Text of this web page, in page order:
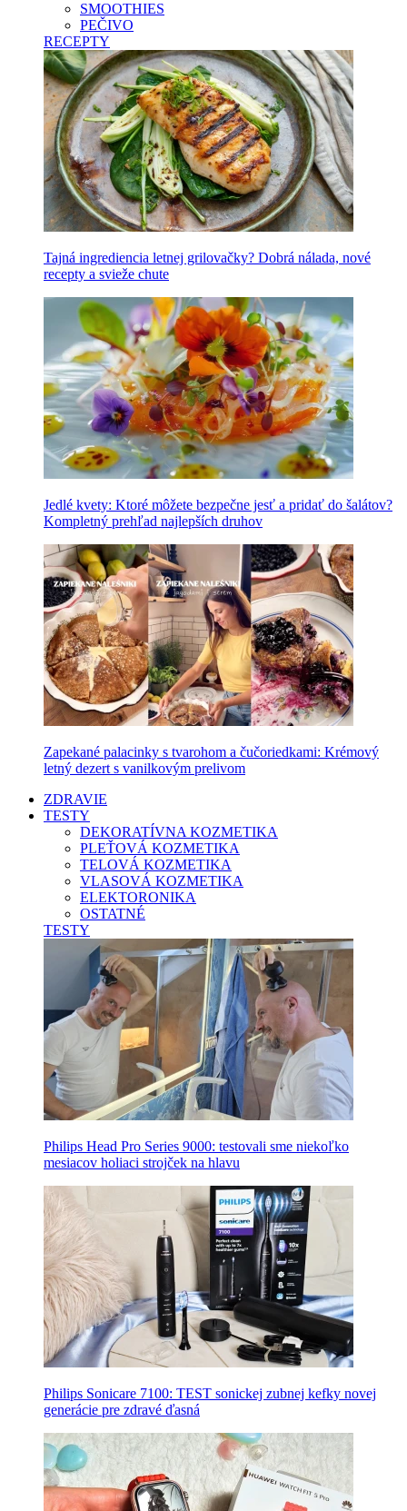
SMOOTHIES
PEČIVO
RECEPTY
Tajná ingrediencia letnej grilovačky? Dobrá nálada, nové
recepty a svieže chute
Jedlé kvety: Ktoré môžete bezpečne jesť a pridať do šalátov?
Kompletný prehľad najlepších druhov
Zapekané palacinky s tvarohom a čučoriedkami: Krémový
letný dezert s vanilkovým prelivom
ZDRAVIE
TESTY
DEKORATÍVNA KOZMETIKA
PLEŤOVÁ KOZMETIKA
TELOVÁ KOZMETIKA
VLASOVÁ KOZMETIKA
ELEKTORONIKA
OSTATNÉ
TESTY
Philips Head Pro Series 9000: testovali sme niekoľko
mesiacov holiaci strojček na hlavu
Philips Sonicare 7100: TEST sonickej zubnej kefky novej
generácie pre zdravé ďasná